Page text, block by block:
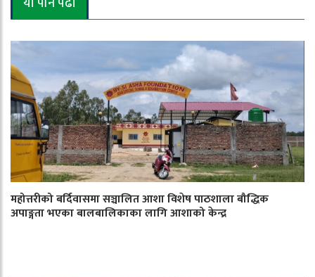
महोत्तरीको बर्दिवासमा सञ्चालित आशा विशेष पाठशाला बौद्धिक
अपाङ्गता भएका बालबालिकाका लागि आशाको केन्द्र